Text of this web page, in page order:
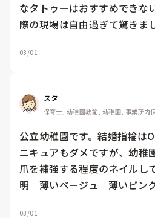
なタトゥーはおすすめできな
際の現場は自由過ぎて驚きま
03/01
スタ
保育士, 幼稚園教諭, 幼稚園, 事業所内
公立幼稚園です。結婚指輪は
ニキュアもダメですが、幼稚
爪を補強する程度のネイルし
03/01